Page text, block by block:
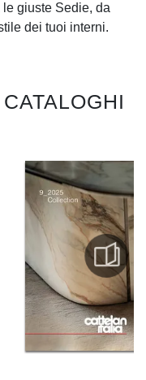
giuste Sedie, da
dei tuoi interni.